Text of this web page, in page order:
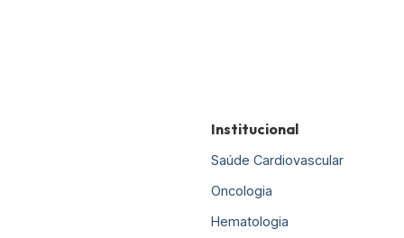
Institucional
Saúde Cardiovascular
Oncologia
Hematologia